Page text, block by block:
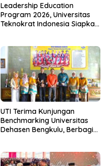
Leadership Education
Program 2026, Universitas
Teknokrat Indonesia Siapkan
UTI Terima Kunjungan
Benchmarking Universitas
Dehasen Bengkulu, Berbagi